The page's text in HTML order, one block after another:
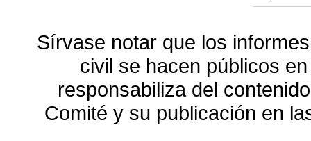
Sírvase notar que los
civil se hacen públicos
responsabiliza del
Comité y su publicación en